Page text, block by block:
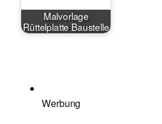
Malvorlage
Rüttelplatte Baustelle
Werbung